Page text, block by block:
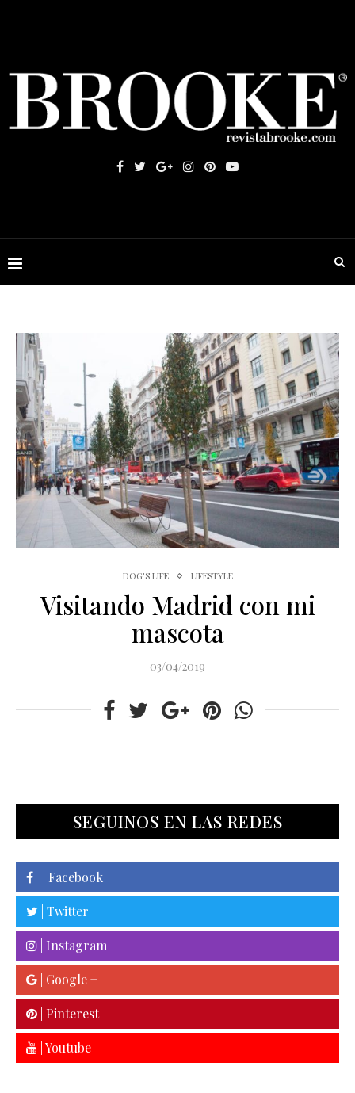
DOG'S LIFE LIFESTYLE
Visitando Madrid con mi
mascota
03/04/2019
SEGUINOS EN LAS REDES
| Facebook
| Twitter
| Instagram
| Google +
| Pinterest
| Youtube